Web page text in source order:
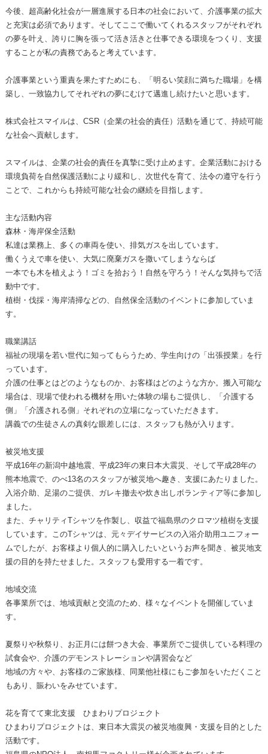
今後、超高齢化社会が一層進展する日本の社会において、介護事業の拡大
と充実は必須であります。そしてここで働いてくれるスタッフがそれぞれ
の夢を叶え、誇りに胸を張って活き活きと仕事できる環境をつくり、支援
することが私の責務であると考えています。
介護事業という重責を果たすためにも、「明るい笑顔に満ちた職場」を構
築し、一致協力してそれぞれの夢にむけて邁進し続けたいと思います。
株式会社スマイルは、CSR（企業の社会的責任）活動を通じて、持続可能
な社会へ貢献します。
スマイルは、企業の社会的責任を真摯に受け止めます。企業活動における
環境負荷を自然保護活動により緩和し、次世代を育て、法令の遵守を行う
ことで、これからも持続可能な社会の継続を目指します。
主な活動内容
森林・海岸保全活動
私達は業務上、多くの車両を使い、排気ガスを出しています。
働くうえで車を使い、大気に廃棄ガスを撒いてしまうならば
一本でも木を植えよう！ゴミを拾おう！自然を守ろう！そんな気持ちで活
動中です。
植樹・伐採・海岸清掃などの、自然保全活動のイベントに参加していま
す。
職業講話
福祉の現場を若い世代に知ってもらうため、学生向けの「出張授業」を行
っています。
介護の仕事とはどのようなものか、お客様はどのような方か。搬入可能な
場合は、現場で使われる機材を用いた体験の場もご提供し、「介護する
側」「介護される側」それぞれの立場になっていただきます。
講義での生徒さんの真剣な眼差しには、スタッフも熱が入ります。
被災地支援
平成16年の新潟中越地震、平成23年の東日本大震災、そして平成28年の
熊本地震で、のべ13名のスタッフが被災地へ趣き、支援にあたりました。
入浴介助、足湯のご提供、ガレキ撤去や炊き出しボランティア等に参加し
ました。
また、チャリティTシャツを作製し、収益で福島県のクロマツ植樹を支援
しています。このTシャツは、元々デイサービスの入浴介助用ユニフォー
ムでしたが、お客様より個人的に購入したいというお声を聞き、被災地支
援の目的を持たせました。スタッフも愛用する一着です。
地域交流
各事業所では、地域貢献と交流のため、様々なイベントを開催していま
す。
夏祭りや秋祭り、お正月には餅つき大会、事業所でご提供している料理の
試食会や、介護のデモンストレーションや講習会など
地域の方々や、お客様のご家族様、同業他社様にもご参加をいただくこと
もあり、賑わいをみせています。
花を育てて東北支援 ひまわりプロジェクト
ひまわりプロジェクトは、東日本大震災の被災地復興・支援を目的とした
活動です。